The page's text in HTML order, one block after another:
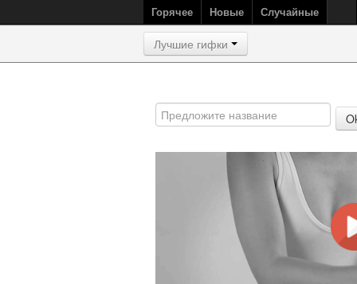
Горячее Новые Случайные
Лучшие гифки